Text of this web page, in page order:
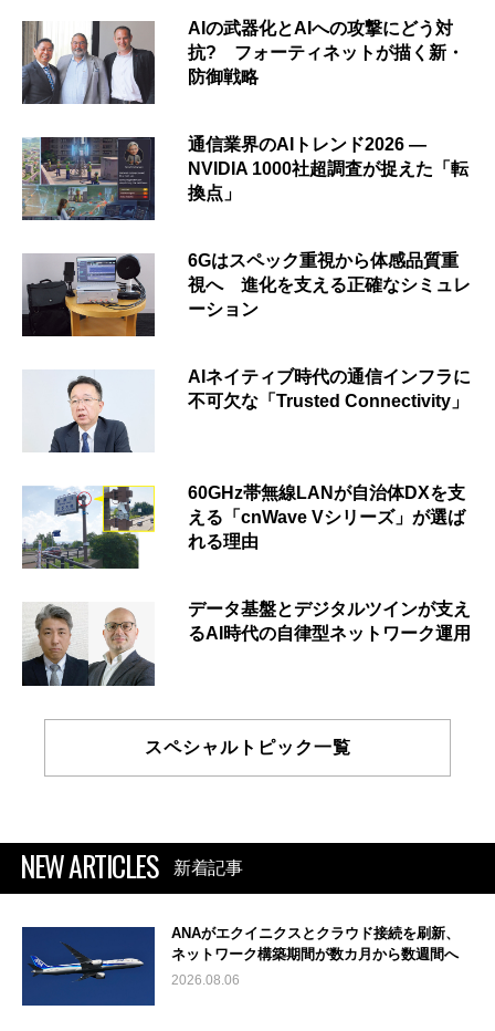
AIの武器化とAIへの攻撃にどう対
抗? フォーティネットが描く新・
防御戦略
通信業界のAIトレンド2026 ―
NVIDIA 1000社超調査が捉えた「転
換点」
6Gはスペック重視から体感品質重
視へ 進化を支える正確なシミュレ
ーション
AIネイティブ時代の通信インフラに
不可欠な「Trusted Connectivity」
60GHz帯無線LANが自治体DXを支
える「cnWave Vシリーズ」が選ば
れる理由
データ基盤とデジタルツインが支え
るAI時代の自律型ネットワーク運用
スペシャルトピック一覧
NEW ARTICLES 新着記事
ANAがエクイニクスとクラウド接続を刷新、
ネットワーク構築期間が数カ月から数週間へ
2026.08.06